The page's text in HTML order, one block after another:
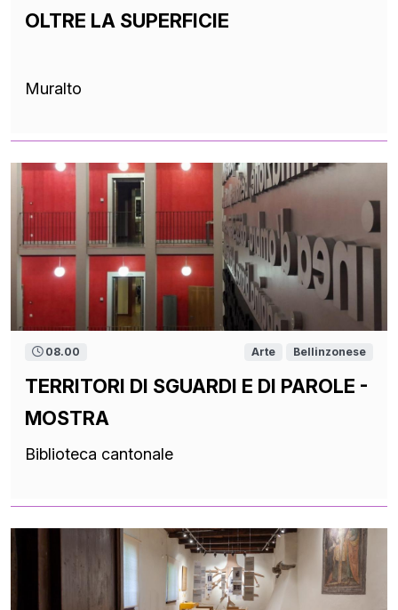
OLTRE LA SUPERFICIE
Muralto
08.00 Arte Bellinzonese
TERRITORI DI SGUARDI E DI PAROLE -
MOSTRA
Biblioteca cantonale